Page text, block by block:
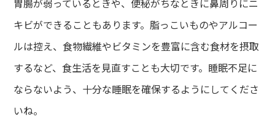
胃腸が弱っているときや、便秘がちなときに鼻周りにニ
キビができることもあります。脂っこいものやアルコー
ルは控え、食物繊維やビタミンを豊富に含む食材を摂取
するなど、食生活を見直すことも大切です。睡眠不足に
ならないよう、十分な睡眠を確保するようにしてくださ
いね。